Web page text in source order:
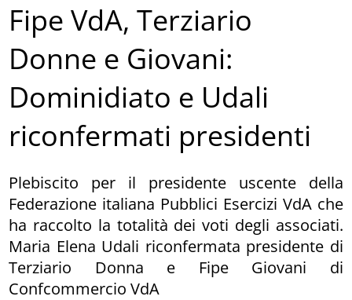
Fipe VdA, Terziario
Donne e Giovani:
Dominidiato e Udali
riconfermati presidenti
Plebiscito per il presidente uscente della
Federazione italiana Pubblici Esercizi VdA che
ha raccolto la totalità dei voti degli associati.
Maria Elena Udali riconfermata presidente di
Terziario Donna e Fipe Giovani di
Confcommercio VdA